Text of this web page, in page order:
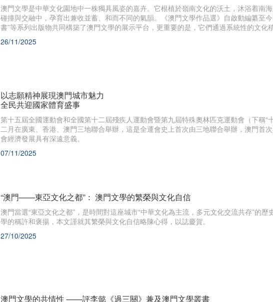
澳門文學是中華文化園地中一株獨具風姿的嘉卉。它根植於嶺南文化的沃土，沐浴着南
碰撞與交融中，孕育出兼收並蓄、和而不同的氣韻。《澳門文學作品選》自啟動編纂至
書”等系列出版物共同構築了澳門文學的展示平台，更重要的是，它們通過系統性的文化
系，讓散落的文學明珠得以串聯成鏈，使瞬間的創作靈感轉化為永恆的文化資產。
26/11/2025
以志願精神展現澳門城市魅力
全民共迎國家體育盛事
第十五屆全國運動會和全國第十二屆殘疾人運動會暨第九屆特殊奧林匹克運動會（下稱“
二月在廣東、香港、澳門三地聯合舉辦，這是全運會史上首次由三地聯合舉辦，澳門首
會經濟發展具有深遠意義。
07/11/2025
“澳門——東亞文化之都”： 澳門文學的繁榮與文化自信
澳門當選“東亞文化之都”，是時間對這座城市“中華文化為主流，多元文化交流共存”的
學的稱許和褒揚，本文謹就其繁榮與文化自信略陳心得，以誌慶賀。
27/10/2025
澳門文學的共情性 ——評李懿《過三關》兼及澳門文學叢書